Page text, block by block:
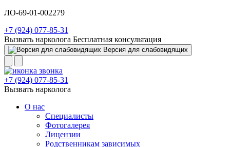
ЛО-69-01-002279
+7 (924) 077-85-31
Вызвать нарколога Бесплатная консультация
Версия для слабовидящих
+7 (924) 077-85-31
Вызвать нарколога
О нас
Специалисты
Фотогалерея
Лицензии
Родственникам зависимых